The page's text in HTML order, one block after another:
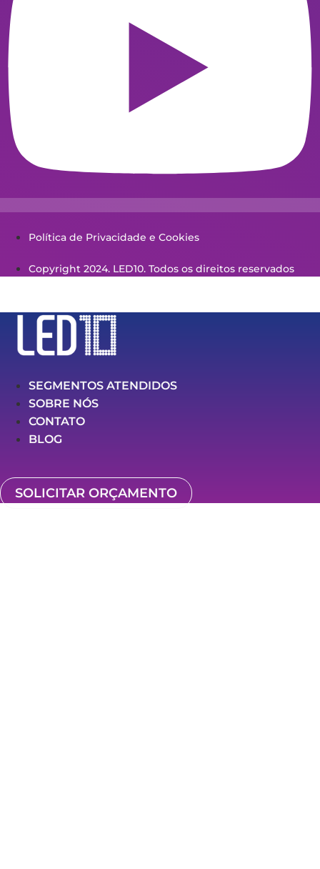
Política de Privacidade e Cookies
Copyright 2024. LED10. Todos os direitos reservados
SEGMENTOS ATENDIDOS
SOBRE NÓS
CONTATO
BLOG
SOLICITAR ORÇAMENTO